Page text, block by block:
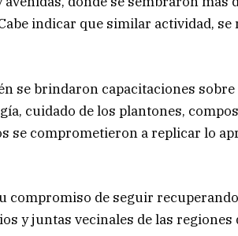
indicar que similar actividad, se
se brindaron capacitaciones
cuidado de los plantones,
se comprometieron a replicar lo
compromiso de seguir
y juntas vecinales de las regiones